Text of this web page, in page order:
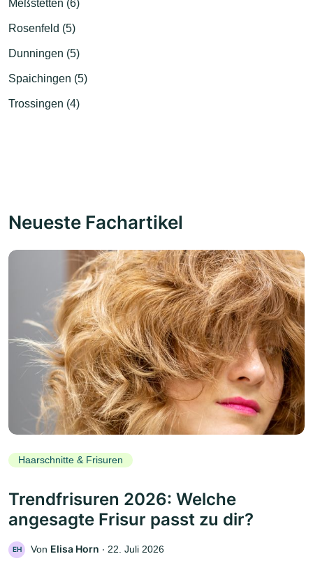
Meßstetten (6)
Rosenfeld (5)
Dunningen (5)
Spaichingen (5)
Trossingen (4)
Neueste Fachartikel
Haarschnitte & Frisuren
Trendfrisuren 2026: Welche
angesagte Frisur passt zu dir?
EH Von Elisa Horn ‧ 22. Juli 2026